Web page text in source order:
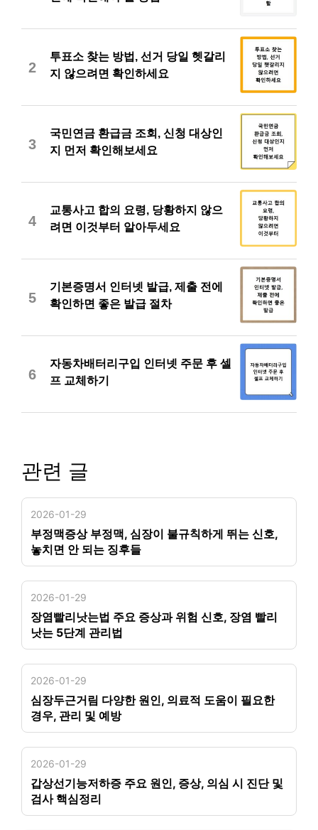
2
투표소 찾는 방법, 선거 당일 헷갈리
지 않으려면 확인하세요
3
국민연금 환급금 조회, 신청 대상인
지 먼저 확인해보세요
4
교통사고 합의 요령, 당황하지 않으
려면 이것부터 알아두세요
5
기본증명서 인터넷 발급, 제출 전에
확인하면 좋은 발급 절차
6
자동차배터리구입 인터넷 주문 후 셀
프 교체하기
관련 글
2026-01-29
부정맥증상 부정맥, 심장이 불규칙하게 뛰는 신호,
놓치면 안 되는 징후들
2026-01-29
장염빨리낫는법 주요 증상과 위험 신호, 장염 빨리
낫는 5단계 관리법
2026-01-29
심장두근거림 다양한 원인, 의료적 도움이 필요한
경우, 관리 및 예방
2026-01-29
갑상선기능저하증 주요 원인, 증상, 의심 시 진단 및
검사 핵심정리